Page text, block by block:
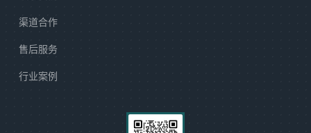
渠道合作
售后服务
行业案例